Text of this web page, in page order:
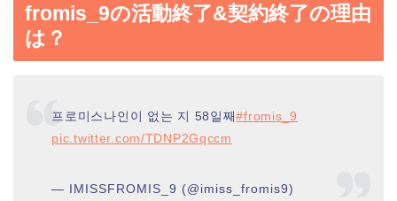
fromis_9の活動終了&契約終了の理由
は？
프로미스나인이 없는 지 58일째#fromis_9
pic.twitter.com/TDNP2Gqccm
— IMISSFROMIS_9 (@imiss_fromis9)